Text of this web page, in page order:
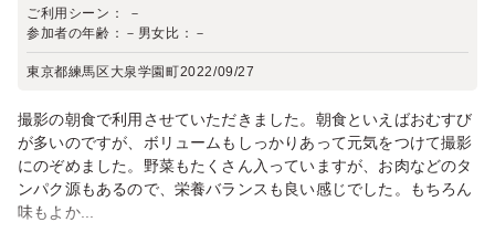
ご利用シーン：
－
参加者の年齢： － 男女比： －
東京都練馬区大泉学園町2022/09/27
撮影の朝食で利用させていただきました。朝食といえばおむすび
が多いのですが、ボリュームもしっかりあって元気をつけて撮影
にのぞめました。野菜もたくさん入っていますが、お肉などのタ
ンパク源もあるので、栄養バランスも良い感じでした。もちろん
味もよか...